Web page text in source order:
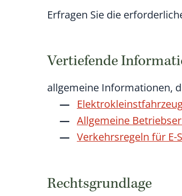
Erfragen Sie die
Vertiefende
allgemeine Informationen,
Allgemeine
Verkehrsregeln für
Rechtsgrundlage